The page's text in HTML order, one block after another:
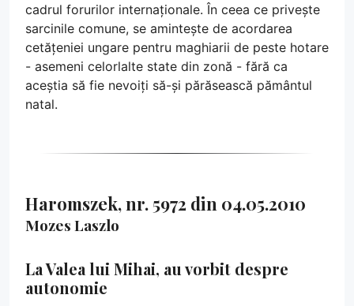
cadrul forurilor internaționale. În ceea ce privește
sarcinile comune, se amintește de acordarea
cetățeniei ungare pentru maghiarii de peste hotare
- asemeni celorlalte state din zonă - fără ca
aceștia să fie nevoiți să-și părăsească pământul
natal.
Haromszek, nr. 5972 din 04.05.2010
Mozes Laszlo
La Valea lui Mihai, au vorbit despre
autonomie